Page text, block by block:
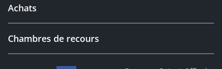
Achats
Chambres de recours